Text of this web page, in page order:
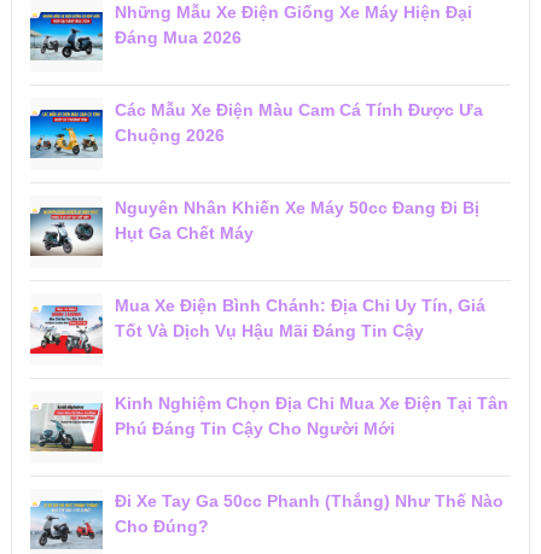
Những Mẫu Xe Điện Giống Xe Máy Hiện Đại
Đáng Mua 2026
Các Mẫu Xe Điện Màu Cam Cá Tính Được Ưa
Chuộng 2026
Nguyên Nhân Khiến Xe Máy 50cc Đang Đi Bị
Hụt Ga Chết Máy
Mua Xe Điện Bình Chánh: Địa Chỉ Uy Tín, Giá
Tốt Và Dịch Vụ Hậu Mãi Đáng Tin Cậy
Kinh Nghiệm Chọn Địa Chỉ Mua Xe Điện Tại Tân
Phú Đáng Tin Cậy Cho Người Mới
Đi Xe Tay Ga 50cc Phanh (Thắng) Như Thế Nào
Cho Đúng?